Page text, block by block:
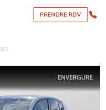
PRENDRE RDV